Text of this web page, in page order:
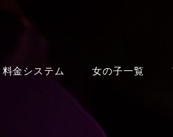
料金システム 女の子一覧